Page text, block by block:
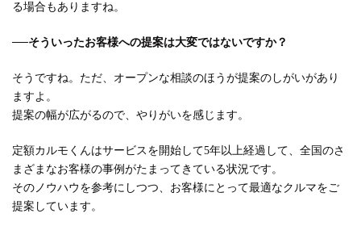
る場合もありますね。
──そういったお客様への提案は大変ではないですか？
そうですね。ただ、オープンな相談のほうが提案のしがいがあり
ますよ。
提案の幅が広がるので、やりがいを感じます。
定額カルモくんはサービスを開始して5年以上経過して、全国のさ
まざまなお客様の事例がたまってきている状況です。
そのノウハウを参考にしつつ、お客様にとって最適なクルマをご
提案しています。